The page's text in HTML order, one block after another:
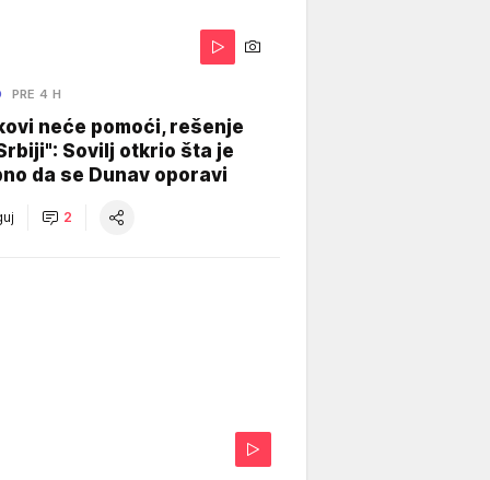
PRE 4 H
neće pomoći, rešenje
Sovilj otkrio šta je
da se Dunav oporavi
2